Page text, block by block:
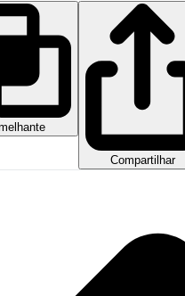
Compartilhar